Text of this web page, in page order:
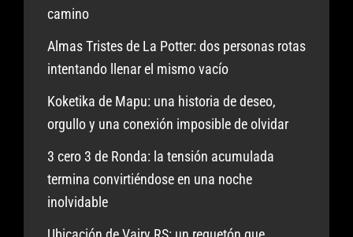
camino
Almas Tristes de La Potter: dos personas rotas
intentando llenar el mismo vacío
Koketika de Mapu: una historia de deseo,
orgullo y una conexión imposible de olvidar
3 cero 3 de Ronda: la tensión acumulada
termina convirtiéndose en una noche
inolvidable